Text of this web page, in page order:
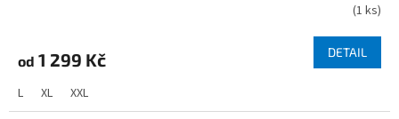
(1 ks)
od 1 299 Kč DETAIL
L XL XXL